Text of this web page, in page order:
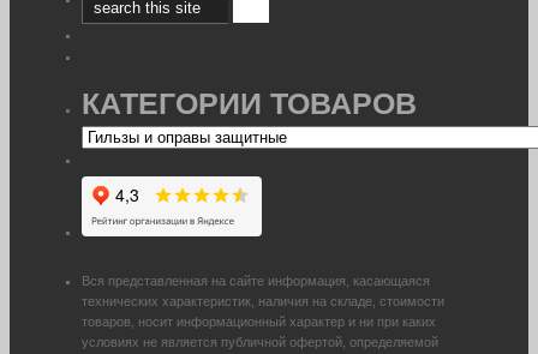
КАТЕГОРИИ ТОВАРОВ
Вся представленная на сайте информация, касающаяся
технических характеристик, наличия на складе, стоимости
товаров, носит информационный характер и ни при каких
условиях не является публичной офертой, определяемой